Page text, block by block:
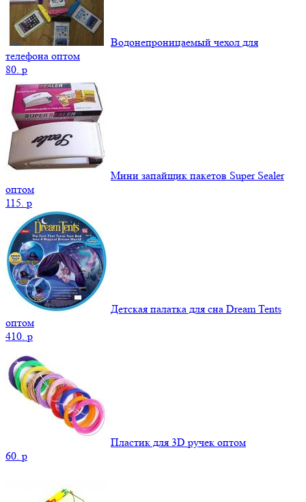
Водонепроницаемый чехол для
телефона оптом
80. p
Мини запайщик пакетов Super Sealer
оптом
115. p
Детская палатка для сна Dream Tents
оптом
410. p
Пластик для 3D ручек оптом
60. p